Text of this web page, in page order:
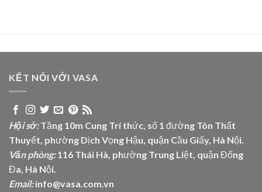
KẾT NỐI VỚI VASA
Hội sở:Tầng 10m Cung Trí thức, số 1 đường Tôn Thất
Thuyết, phường Dịch Vọng Hậu, quận Cầu Giấy, Hà Nội.
Văn phòng:116 Thái Hà, phường Trung Liệt, quận Đống
Đa, Hà Nội.
Email:info@vasa.com.vn